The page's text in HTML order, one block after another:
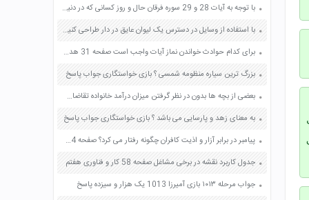
با توجه به آیات 28 و 29 سوره فرقان حال و روز کسانی که در دنیا دوستان خوبی انتخاب نکرده اند را بیان کنید صفحه 93 پیام های آسمان نهم
با استفاده از وسایل در دسترس یک لیوان عایق در دار طراحی کنید و بسازید صفحه 88 علوم هفتم
برای کدام حوادث خواندن نماز آیات واجب است صفحه 31 هدیه های آسمان چهارم
بزرگ ترین سیاره منظومه شمسی ؟ بازی خواستگاری جواب پاسخ
بعضی از بچه ها بدون در نظر گرفتن میزان درآمد خانواده تقاضای لباس های جدید یا گران قیمت می کنندآیا به نظر شما این کار درست است صفحه 84 مطالعات اجتماعی ششم
به معنای زهد و پارسایی می باشد ؟ بازی خواستگاری جواب پاسخ
پیامبر در برابر آزار و اذیت کافران چگونه رفتار می کرد؟ صفحه 84 مطالعات اجتماعی پنجم
جدول کاربرد نقشه در برخی مشاغل صفحه 58 کار و فناوری هفتم
جواب مرحله ۱۰۱۳ بازی آمیرزا 1013 یک هزار و سیزده پاسخ